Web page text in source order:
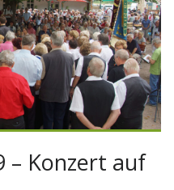
– Konzert auf